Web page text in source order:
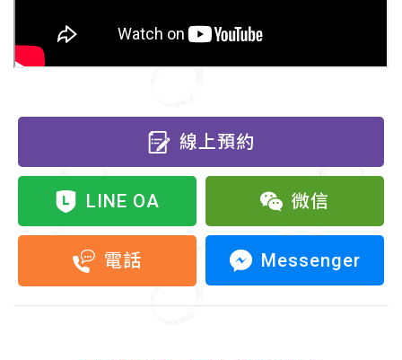
線上預約
LINE OA 微信
電話 Messenger